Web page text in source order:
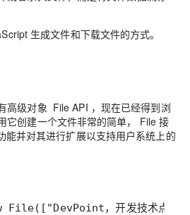
生成文件和下载文件的方式。
高级对象 File API ，现在已经得到浏
它创建一个文件非常的简单， File 接
能并对其进行扩展以支持用户系统上的